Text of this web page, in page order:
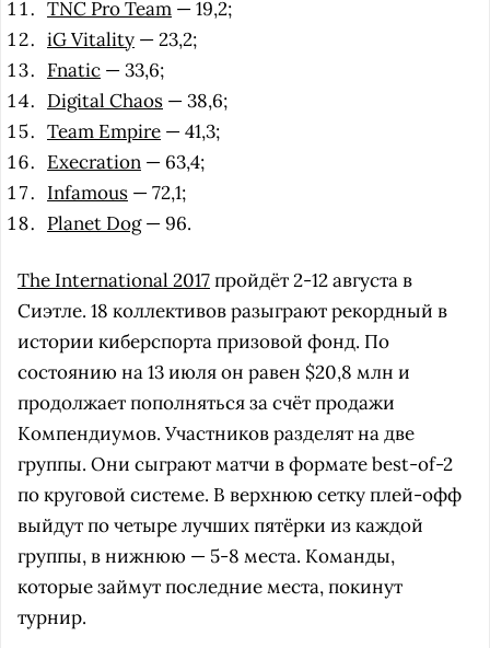
TNC Pro Team — 19,2;
iG Vitality — 23,2;
Fnatic — 33,6;
Digital Chaos — 38,6;
Team Empire — 41,3;
Execration — 63,4;
Infamous — 72,1;
Planet Dog — 96.
The International 2017пройдёт 2-12 августа в
Сиэтле. 18 коллективов разыграют рекордный в
истории киберспорта призовой фонд. По
состоянию на 13 июля он равен $20,8 млн и
продолжает пополняться за счёт продажи
Компендиумов. Участников разделят на две
группы. Они сыграют матчи в форматe best-of-2
по круговой системе. В верхнюю сетку плей-офф
выйдут по четыре лучших пятёрки из каждой
группы, в нижнюю — 5-8 места. Команды,
которые займут последние места, покинут
турнир.